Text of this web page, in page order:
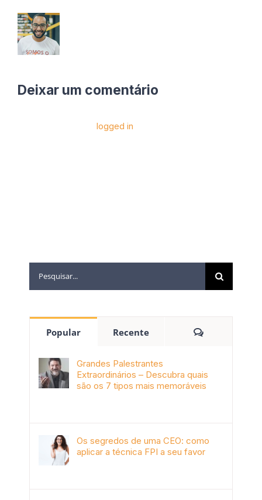
Deixar um comentário
logged in
Popular Recente
Grandes Palestrantes
Extraordinários – Descubra quais
são os 7 tipos mais memoráveis
Os segredos de uma CEO: como
aplicar a técnica FPI a seu favor